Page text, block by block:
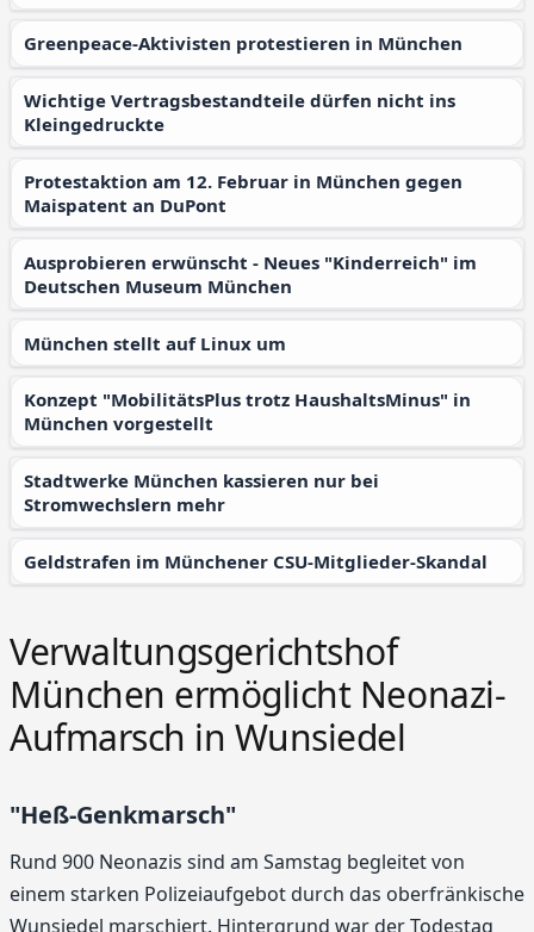
Greenpeace-Aktivisten protestieren in München
Wichtige Vertragsbestandteile dürfen nicht ins
Kleingedruckte
Protestaktion am 12. Februar in München gegen
Maispatent an DuPont
Ausprobieren erwünscht - Neues "Kinderreich" im
Deutschen Museum München
München stellt auf Linux um
Konzept "MobilitätsPlus trotz HaushaltsMinus" in
München vorgestellt
Stadtwerke München kassieren nur bei
Stromwechslern mehr
Geldstrafen im Münchener CSU-Mitglieder-Skandal
Verwaltungsgerichtshof
München ermöglicht Neonazi-
Aufmarsch in Wunsiedel
"Heß-Genkmarsch"
Rund 900 Neonazis sind am Samstag begleitet von
einem starken Polizeiaufgebot durch das oberfränkische
Wunsiedel marschiert. Hintergrund war der Todestag